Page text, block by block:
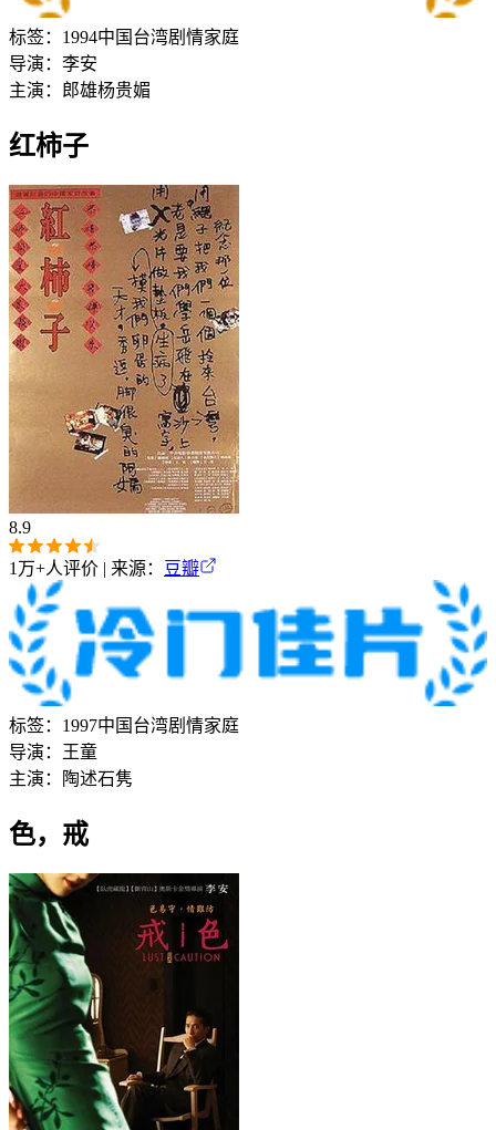
标签： 1994中国台湾剧情家庭
导演： 李安
主演：
郎雄杨贵媚
红柿子
8.9
1万+人评价 | 来源： 豆瓣
标签： 1997中国台湾剧情家庭
导演：
王童
主演：
陶述石隽
色，戒